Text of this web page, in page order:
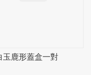
玉鹿形蓋盒一對